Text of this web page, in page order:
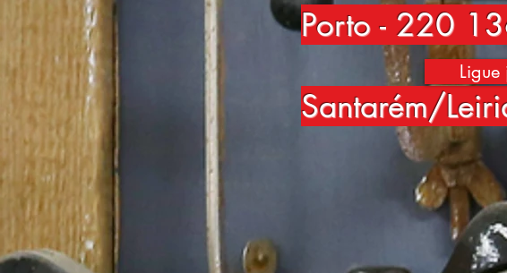
Porto - 220
Santarém/
Ligue